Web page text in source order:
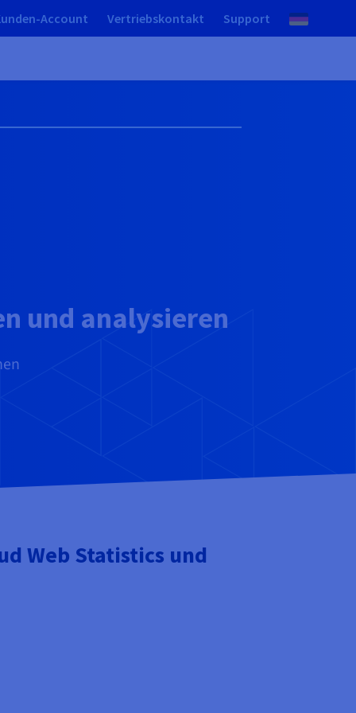
Account Vertriebskontakt Support
und analysieren
Web Statistics und